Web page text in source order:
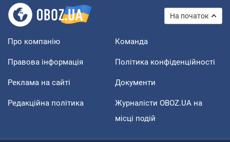
На початок
Про компанію Команда
Правова інформація Політика конфіденційності
Реклама на сайті Документи
Редакційна політика
Журналісти OBOZ.UA на
місці подій